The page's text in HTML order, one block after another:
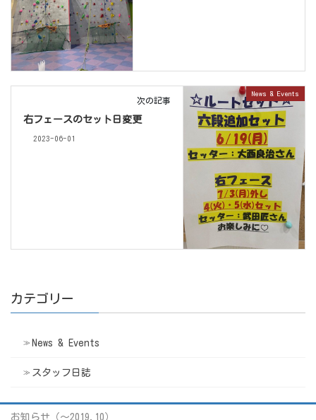
News & Events
次の記事
右フェースのセット日変更
2023-06-01
カテゴリー
News & Events
スタッフ日誌
お知らせ（〜2019.10）